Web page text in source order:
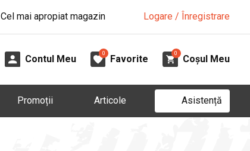
Cel mai apropiat magazin Logare / Înregistrare
Contul Meu
0
Favorite
0
Coșul Meu
Promoții Articole Asistență